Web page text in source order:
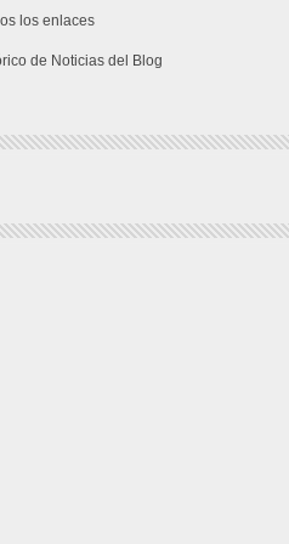
los enlaces
de Noticias del Blog